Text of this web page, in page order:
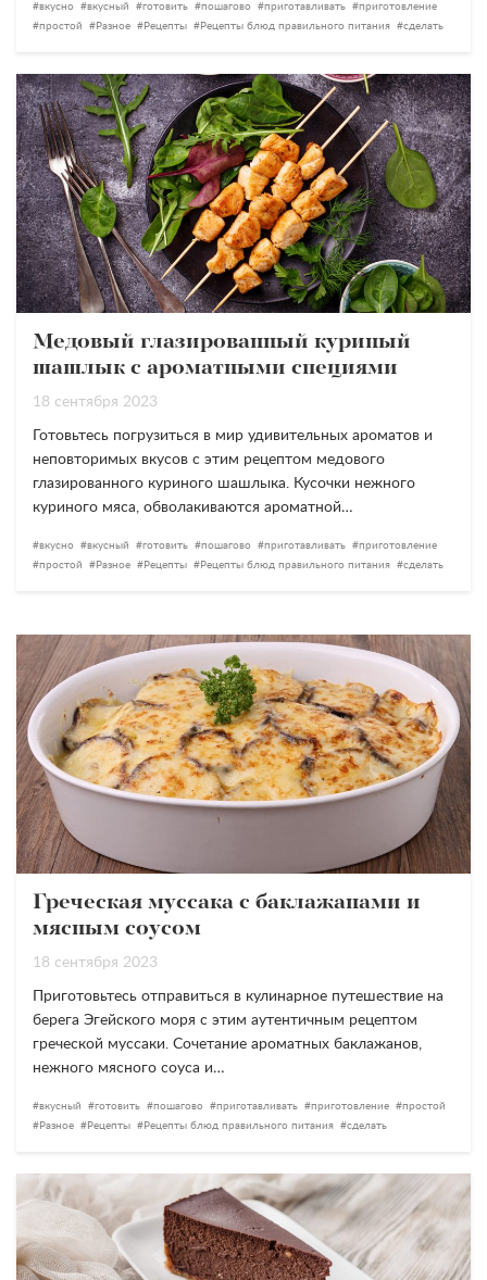
вкусно вкусный готовить пошагово приготавливать
приготовление
простой
Разное Рецепты Рецепты блюд правильного питания сделать
Медовый глазированный куриный
шашлык с ароматными специями
18 сентября 2023
Готовьтесь погрузиться в мир удивительных ароматов и
неповторимых вкусов с этим рецептом медового
глазированного куриного шашлыка. Кусочки нежного
куриного мяса, обволакиваются ароматной…
вкусно вкусный готовить пошагово приготавливать
приготовление
простой
Разное Рецепты Рецепты блюд правильного питания сделать
Греческая муссака с баклажанами и
мясным соусом
18 сентября 2023
Приготовьтесь отправиться в кулинарное путешествие на
берега Эгейского моря с этим аутентичным рецептом
греческой муссаки. Сочетание ароматных баклажанов,
нежного мясного соуса и…
вкусный готовить пошагово приготавливать приготовление
простой
Разное
Рецепты Рецепты блюд правильного питания сделать